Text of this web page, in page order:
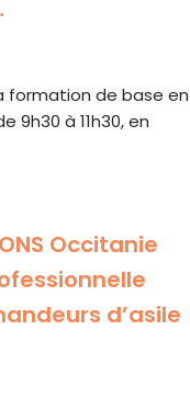
formation de base en
9h30 à 11h30, en
Occitanie
d’asile